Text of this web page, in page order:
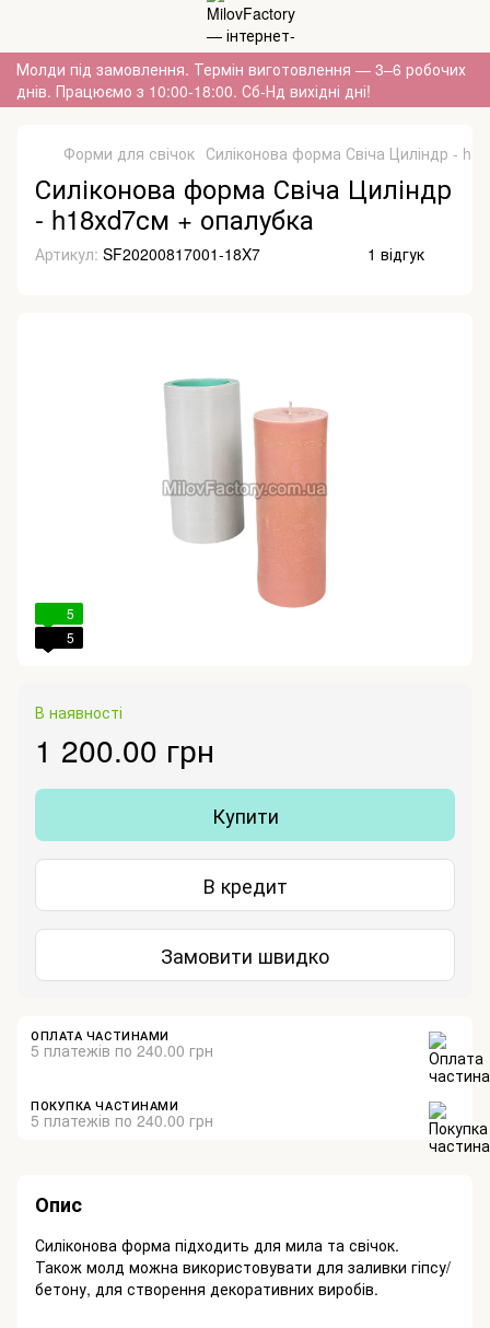
Молди під замовлення. Термін виготовлення — 3–6 робочих
днів. Працюємо з 10:00-18:00. Сб-Нд вихідні дні!
Форми для свічок Силіконова форма Свіча Циліндр -
Силіконова форма Свіча Циліндр
- h18хd7см + опалубка
Артикул: SF20200817001-18X7 1 відгук
5
5
В наявності
1 200.00 грн
Купити
В кредит
Замовити швидко
ОПЛАТА ЧАСТИНАМИ
5 платежів по 240.00 грн
ПОКУПКА ЧАСТИНАМИ
5 платежів по 240.00 грн
Опис
Силіконова форма підходить для мила та свічок.
Також молд можна використовувати для заливки гіпсу/
бетону, для створення декоративних виробів.